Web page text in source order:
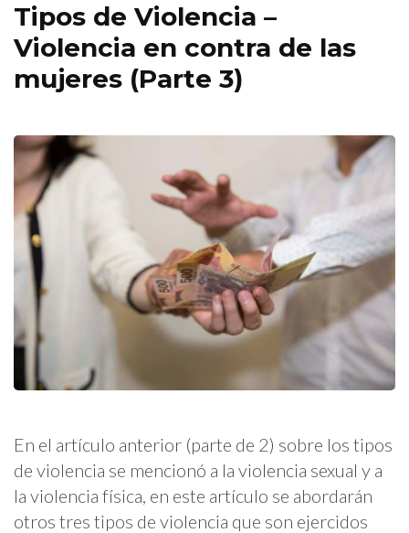
Tipos de Violencia –
Violencia en contra de las
mujeres (Parte 3)
En el artículo anterior (parte de 2) sobre los tipos
de violencia se mencionó a la violencia sexual y a
la violencia física, en este artículo se abordarán
otros tres tipos de violencia que son ejercidos